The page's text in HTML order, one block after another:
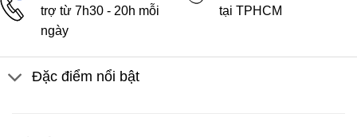
trợ từ 7h30 - 20h mỗi
ngày
tại TPHCM
Đặc điểm nổi bật